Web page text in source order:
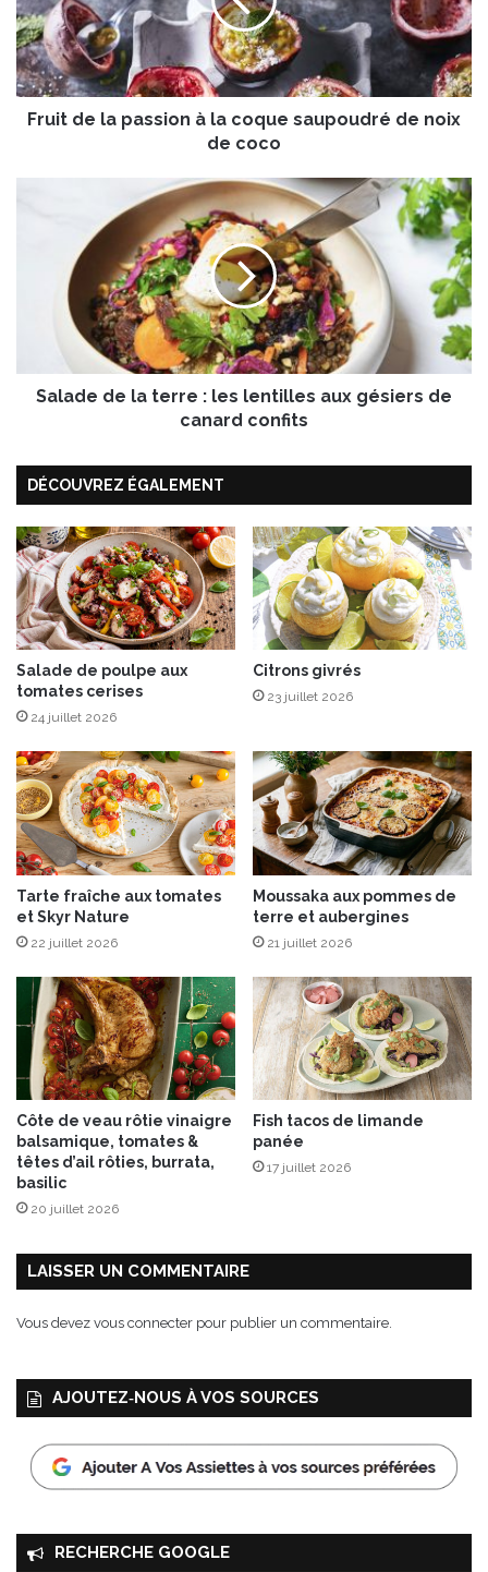
t
d
e
l
a
o
s
u
p
o
u
d
r
é
d
e
n
i
x
d
e
c
o
c
o
Fruit de la passion à la coque saupoudré de noix
de coco
l
r
e
:
l
e
s
l
e
n
t
i
l
e
s
a
u
x
g
é
s
e
c
a
n
a
n
s
Salade de la terre : les lentilles aux gésiers de
canard confits
DÉCOUVREZ ÉGALEMENT
Salade de poulpe aux
tomates cerises
24 juillet 2026
Citrons givrés
23 juillet 2026
Tarte fraîche aux tomates
et Skyr Nature
22 juillet 2026
Moussaka aux pommes de
terre et aubergines
21 juillet 2026
Côte de veau rôtie vinaigre
balsamique, tomates &
têtes d’ail rôties, burrata,
basilic
20 juillet 2026
Fish tacos de limande
panée
17 juillet 2026
LAISSER UN COMMENTAIRE
Vous devez vous connecter pour publier un commentaire.
AJOUTEZ‑NOUS À VOS SOURCES
RECHERCHE GOOGLE